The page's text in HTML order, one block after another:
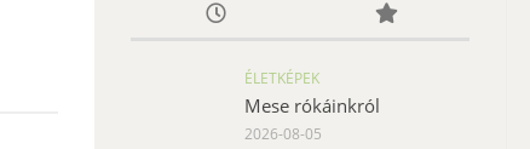
ÉLETKÉPEK
Mese rókáinkról
2026-08-05